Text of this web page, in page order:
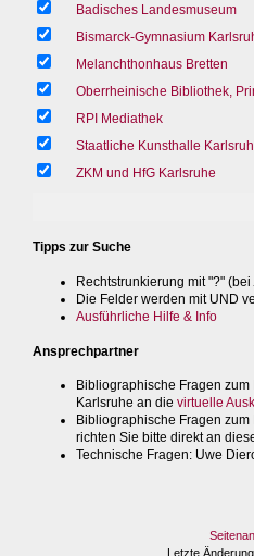
Badisches Landesmuseum
Bismarck-Gymnasium
Melanchthonhaus Bretten
Oberrheinische Bibliothek,
RPI Mediathek
Staatliche Kunsthalle
ZKM und HfG Karlsruhe
Tipps zur Suche
Rechtstrunkierung mit "?" (bei
Die Felder werden mit UND
Ausführliche Hilfe & Info
Ansprechpartner
Bibliographische Fragen
Karlsruhe an die virtuelle
Bibliographische Fragen
richten Sie bitte direkt an
Technische Fragen: Uwe
Letzte Änderung